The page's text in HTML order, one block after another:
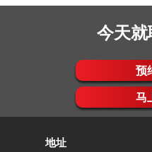
他增生物。
如果您有皮肤
如果您发现孩
皮肤色素减退
如果您发现孩
色状的凸起肿
如果您的孩子
今天
预
马
地址